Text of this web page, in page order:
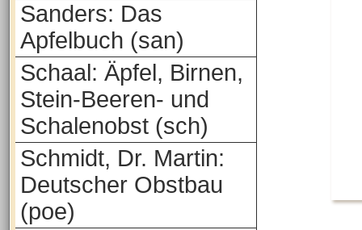
Sanders: Das
Apfelbuch (san)
Schaal: Äpfel, Birnen,
Stein-Beeren- und
Schalenobst (sch)
Schmidt, Dr. Martin:
Deutscher Obstbau
(poe)